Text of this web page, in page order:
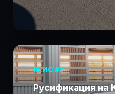
КЕЙС #2
Русификация на